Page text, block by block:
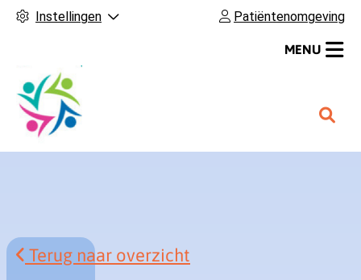
Instellingen Patiëntenomgeving
H
MENU
Terug naar overzicht